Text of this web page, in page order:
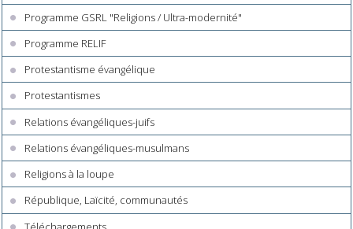
Programme GSRL "Religions / Ultra-modernité"
Programme RELIF
Protestantisme évangélique
Protestantismes
Relations évangéliques-juifs
Relations évangéliques-musulmans
Religions à la loupe
République, Laïcité, communautés